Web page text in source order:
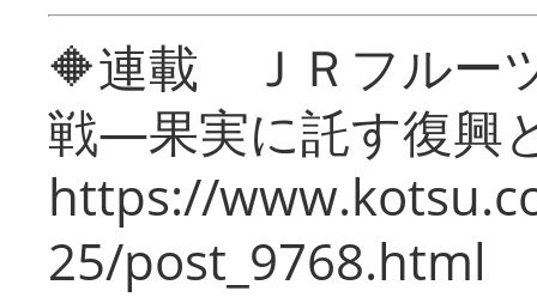
🔶連載 ＪＲフルー
戦―果実に託す復興
https://
25/post_9768.html